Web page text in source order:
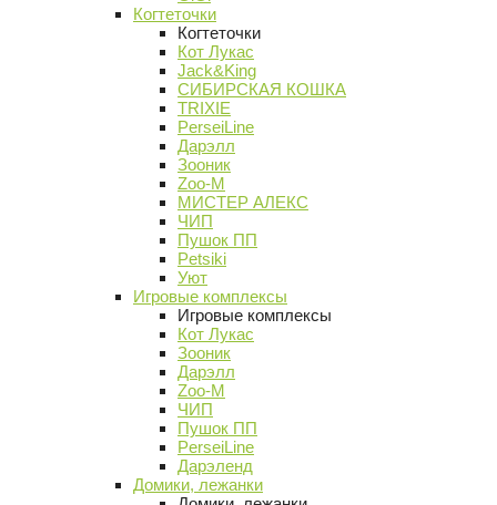
Когтеточки
Когтеточки
Кот Лукас
Jack&King
СИБИРСКАЯ КОШКА
TRIXIE
PerseiLine
Дарэлл
Зооник
Zoo-M
МИСТЕР АЛЕКС
ЧИП
Пушок ПП
Petsiki
Уют
Игровые комплексы
Игровые комплексы
Кот Лукас
Зооник
Дарэлл
Zoo-M
ЧИП
Пушок ПП
PerseiLine
Дарэленд
Домики, лежанки